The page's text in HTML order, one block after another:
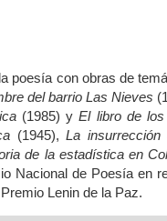
poesía con obras de
del barrio Las Nieves
(1985) yEl libro de
(1945),La insurrección
de la estadística en
Nacional de Poesía en
Lenin de la Paz.